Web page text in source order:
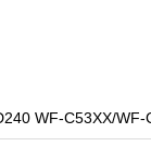
WF-C53XX/WF-